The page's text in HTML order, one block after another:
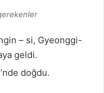
– si, Gyeonggi-
geldi.
doğdu.